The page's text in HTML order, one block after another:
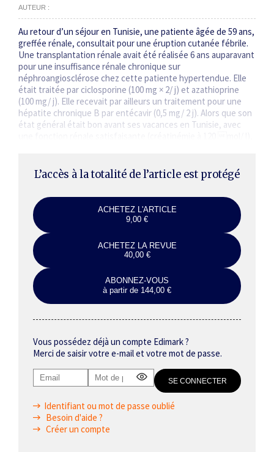
AUTEUR
Au retour d’un séjour en Tunisie, une patiente âgée de 59 ans,
greffée rénale, consultait pour une éruption cutanée fébrile.
Une transplantation rénale avait été réalisée 6 ans auparavant
pour une insuffisance rénale chronique sur
néphroangiosclérose chez cette patiente hypertendue. Elle
était traitée par ciclosporine (100 mg × 2/ j) et azathioprine
(100 mg/ j). Elle recevait par ailleurs un traitement pour une
hépatite chronique B par entécavir (0,5 mg/ 2 j). Alors que son
état général était bon avant ses vacances en Tunisie, avec
L’accès à la totalité de l’article est protégé
ACHETEZ L'ARTICLE
9,00 €
ACHETEZ LA REVUE
40,00 €
ABONNEZ-VOUS
à partir de 144,00 €
Vous possédez déjà un compte Edimark ?
Merci de saisir votre e-mail et votre mot de passe.
Identifiant ou mot de passe oublié
Besoin d'aide ?
Créer un compte